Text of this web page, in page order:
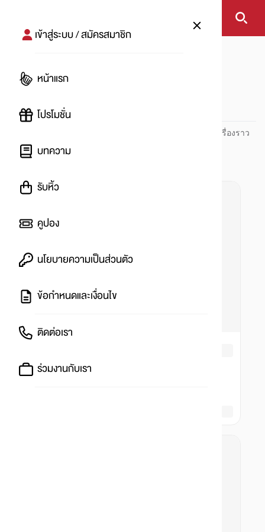
เข้าสู่ระบบ / สมัครสมาชิก
หน้าแรก
โปรโมชั่น
บทความ
รับหิ้ว
คูปอง
นโยบายความเป็นส่วนตัว
ข้อกำหนดและเงื่อนไข
ติดต่อเรา
ร่วมงานกับเรา
#
ปันโปร PUNPRO ที่ 1 ด้านโปรโมชัน อัปเดตและติดตามทุกเรื่องราว
โปรโมชัน